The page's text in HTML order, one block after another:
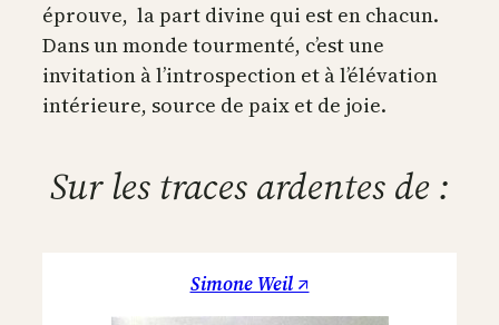
éprouve, la part divine qui est en chacun.
Dans un monde tourmenté, c’est une
invitation à l’introspection et à l’élévation
intérieure, source de paix et de joie.
Sur les traces ardentes de :
Simone Weil ↗